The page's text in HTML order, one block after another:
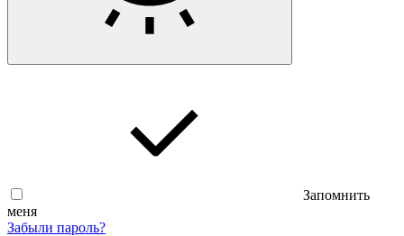
Запомнить
меня
Забыли пароль?